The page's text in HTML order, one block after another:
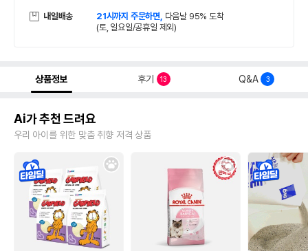
내일배송 21시까지 주문하면, 다음날 95% 도착
(토, 일요일/공휴일 제외)
상품정보 후기 13 Q&A 3
Ai가 추천 드려요
우리 아이를 위한 맞춤 취향 저격 상품